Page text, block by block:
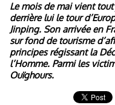
Le mois de mai vient
derrière lui le tour
Jinping. Son arrivée en
sur fond de tourisme
principes régissant la
l’Homme. Parmi les
Ouïghours.